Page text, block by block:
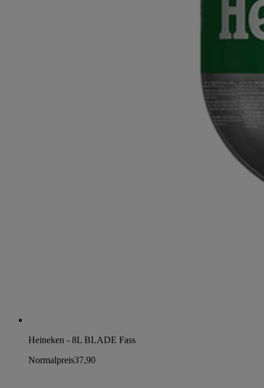
Heineken - 8L BLADE Fass
Normalpreis37,90